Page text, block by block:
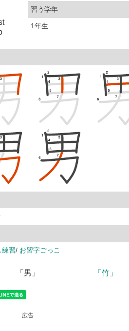
習う学年
1年生
練習/ お習字ごっこ
「男」 「竹」
広告